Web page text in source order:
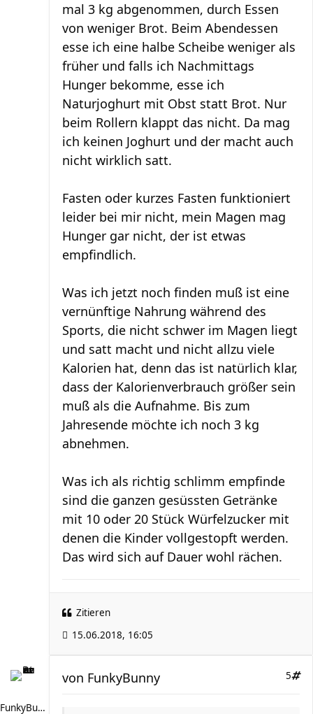
mal 3 kg abgenommen, durch Essen
von weniger Brot. Beim Abendessen
esse ich eine halbe Scheibe weniger als
früher und falls ich Nachmittags
Hunger bekomme, esse ich
Naturjoghurt mit Obst statt Brot. Nur
beim Rollern klappt das nicht. Da mag
ich keinen Joghurt und der macht auch
nicht wirklich satt.
Fasten oder kurzes Fasten funktioniert
leider bei mir nicht, mein Magen mag
Hunger gar nicht, der ist etwas
empfindlich.
Was ich jetzt noch finden muß ist eine
vernünftige Nahrung während des
Sports, die nicht schwer im Magen liegt
und satt macht und nicht allzu viele
Kalorien hat, denn das ist natürlich klar,
dass der Kalorienverbrauch größer sein
muß als die Aufnahme. Bis zum
Jahresende möchte ich noch 3 kg
abnehmen.
Was ich als richtig schlimm empfinde
sind die ganzen gesüssten Getränke
mit 10 oder 20 Stück Würfelzucker mit
denen die Kinder vollgestopft werden.
Das wird sich auf Dauer wohl rächen.
Zitieren
15.06.2018, 16:05
FunkyBunny
5
von FunkyBunny